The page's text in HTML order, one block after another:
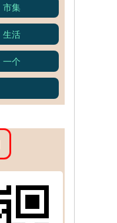
市集
生活
一个